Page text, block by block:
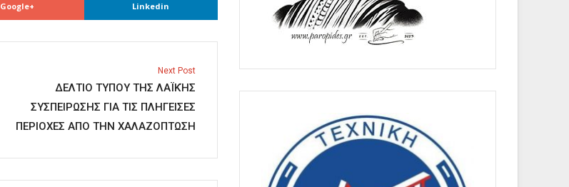
Google+ Linkedin
Next Post
ΔΕΛΤΙΟ ΤΥΠΟΥ ΤΗΣ ΛΑΪΚΉΣ
ΣΥΣΠΕΙΡΩΣΗΣ ΓΙΑ ΤΙΣ ΠΛΗΓΕΙΣΕΣ
ΠΕΡΙΟΧΕΣ ΑΠΟ ΤΗΝ ΧΑΛΑΖΟΠΤΩΣΗ